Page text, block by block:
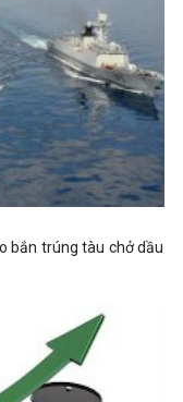
bắn trúng tàu chở dầu